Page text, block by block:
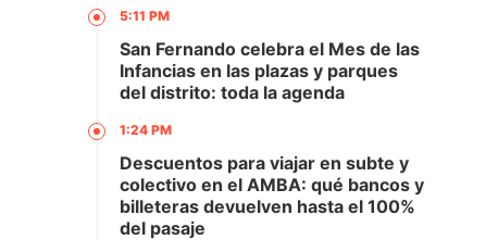
5:11 PM
San Fernando celebra el Mes de las
Infancias en las plazas y parques
del distrito: toda la agenda
1:24 PM
Descuentos para viajar en subte y
colectivo en el AMBA: qué bancos y
billeteras devuelven hasta el 100%
del pasaje